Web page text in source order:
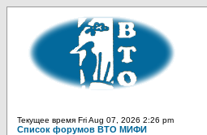
Текущее время Fri Aug 07, 2026 2:26 pm
Список форумов ВТО МИФИ